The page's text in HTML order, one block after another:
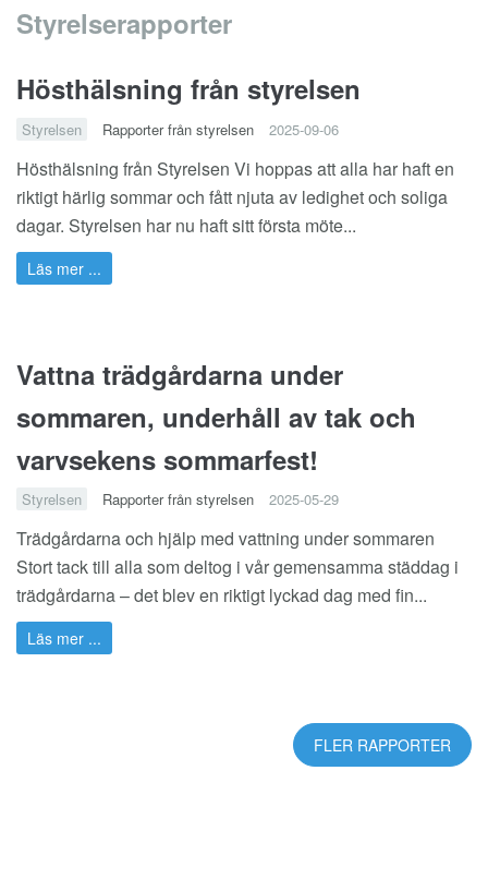
Styrelserapporter
Hösthälsning från styrelsen
Styrelsen Rapporter från styrelsen 2025-09-06
Hösthälsning från Styrelsen Vi hoppas att alla har haft en
riktigt härlig sommar och fått njuta av ledighet och soliga
dagar. Styrelsen har nu haft sitt första möte...
Läs mer ...
Vattna trädgårdarna under
sommaren, underhåll av tak och
varvsekens sommarfest!
Styrelsen Rapporter från styrelsen 2025-05-29
Trädgårdarna och hjälp med vattning under sommaren
Stort tack till alla som deltog i vår gemensamma städdag i
trädgårdarna – det blev en riktigt lyckad dag med fin...
Läs mer ...
FLER RAPPORTER